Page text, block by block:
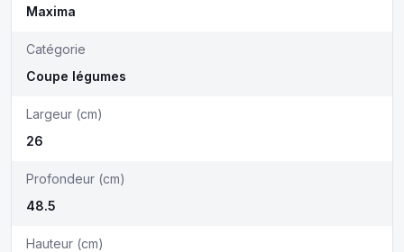
Maxima
Catégorie
Coupe légumes
Largeur (cm)
26
Profondeur (cm)
48.5
Hauteur (cm)